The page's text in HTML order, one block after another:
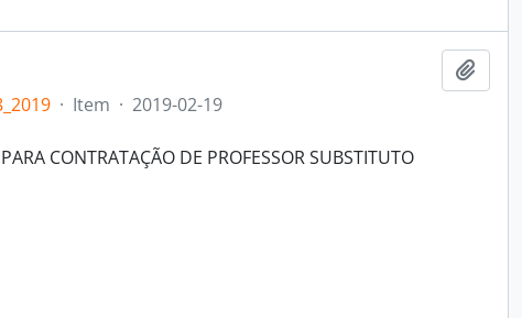
· Item · 2019-02-19
CONTRATAÇÃO DE PROFESSOR SUBSTITUTO